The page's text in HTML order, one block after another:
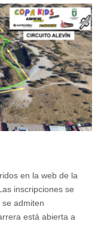
en la web de la
inscripciones se
admiten
está abierta a